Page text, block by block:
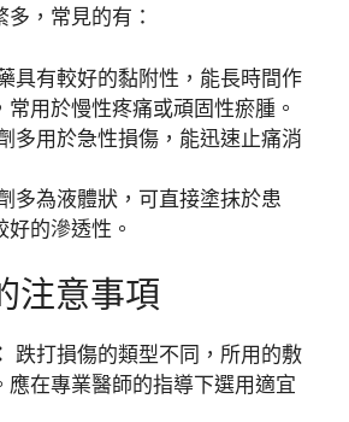
，常見的有：
具有較好的黏附性，能長時間作
常用於慢性疼痛或頑固性瘀腫。
多用於急性損傷，能迅速止痛消
多為液體狀，可直接塗抹於患
好的滲透性。
注意事項
跌打損傷的類型不同，所用的敷
應在專業醫師的指導下選用適宜